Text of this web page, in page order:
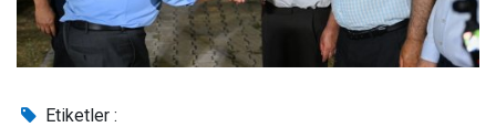
Etiketler :